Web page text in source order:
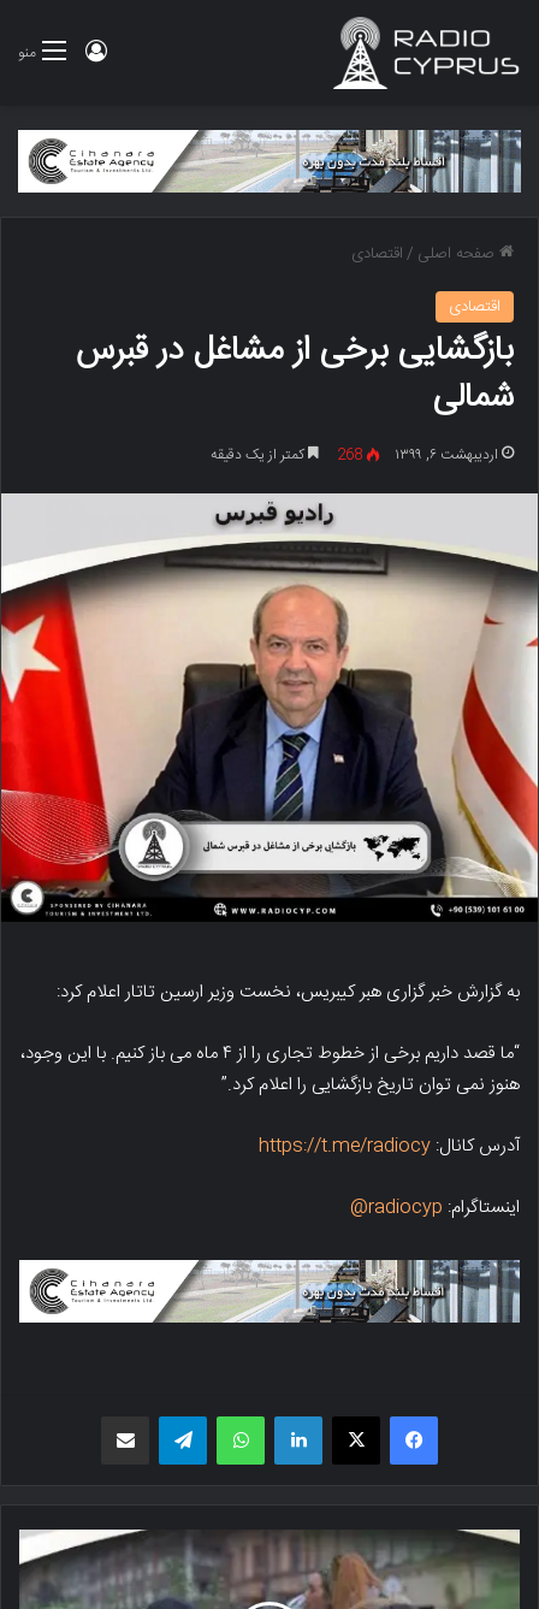
منو ورود
صفحه اصلی /اقتصادی
اقتصادی
بازگشایی برخی از مشاغل در قبرس
شمالی
اردیبهشت ۶, ۱۳۹۹ 268 کمتر از یک دقیقه
به گزارش خبر گزاری هبر کیبریس، نخست وزیر ارسین تاتار اعلام کرد:
“ما قصد داریم برخی از خطوط تجاری را از ۴ ماه می باز کنیم. با این وجود،
هنوز نمی توان تاریخ بازگشایی را اعلام کرد.”
آدرس کانال: https://t.me/radiocy
اینستاگرام: radiocyp@
فیسبوک X لینکدین واتس اپ تلگرام